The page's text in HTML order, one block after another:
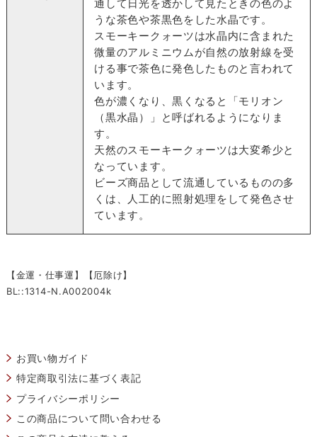
通して日光を透かして見たときの色のよ
うな茶色や茶黒色をした水晶です。
スモーキークォーツは水晶内に含まれた
微量のアルミニウムが自然の放射線を受
ける事で茶色に発色したものと言われて
います。
色が濃くなり、黒くなると「モリオン
（黒水晶）」と呼ばれるようになりま
す。
天然のスモーキークォーツは大変希少と
なっています。
ビーズ商品として流通しているものの多
くは、人工的に照射処理をして発色させ
ています。
【金運・仕事運】【厄除け】
BL::1314-N.A002004k
お買い物ガイド
特定商取引法に基づく表記
プライバシーポリシー
この商品について問い合わせる